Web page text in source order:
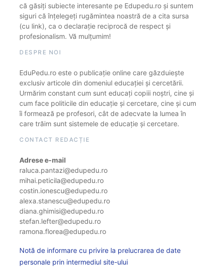
că găsiți subiecte interesante pe Edupedu.ro și suntem
siguri că înțelegeți rugămintea noastră de a cita sursa
(cu link), ca o declarație reciprocă de respect și
profesionalism. Vă mulțumim!
DESPRE NOI
EduPedu.ro este o publicație online care găzduiește
exclusiv articole din domeniul educației și cercetării.
Urmărim constant cum sunt educați copiii noștri, cine și
cum face politicile din educație și cercetare, cine și cum
îi formează pe profesori, cât de adecvate la lumea în
care trăim sunt sistemele de educație și cercetare.
CONTACT REDACȚIE
Adrese e-mail
raluca.pantazi@edupedu.ro
mihai.peticila@edupedu.ro
costin.ionescu@edupedu.ro
alexa.stanescu@edupedu.ro
diana.ghimisi@edupedu.ro
stefan.lefter@edupedu.ro
ramona.florea@edupedu.ro
Notă de informare cu privire la prelucrarea de date
personale prin intermediul site-ului